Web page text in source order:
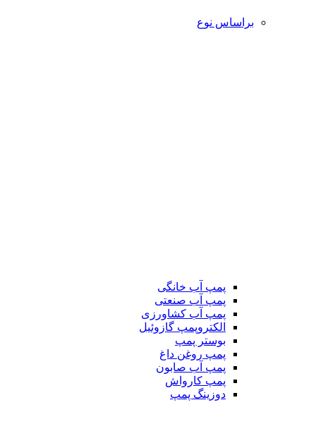
براساس نوع
پمپ آب خانگی
پمپ آب صنعتی
پمپ آب کشاورزی
الکتروپمپ گازوئیل
بوستر پمپ
پمپ روغن داغ
پمپ آب صابون
پمپ کارواش
دوزینگ پمپ